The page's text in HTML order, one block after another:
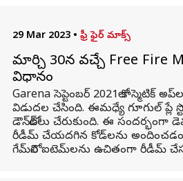
29 Mar 2023 • ఫ్రీ ఫైర్ మాక్స్
మార్చి 30న వచ్చే Free Fire
విధానం
Garena సెప్టెంబర్ 2021లో కాస్మెటిక్
విడుదల చేసింది. ఈమధ్యే గూగుల్ ప్లే
డౌన్‌లోడ్‌లు చేరుకుంది. ఈ సందర్భంగా
రీడీమ్ చేయదగిన కోడ్‌లను అందించడం
గేమ్‌లోని ఐటెమ్‌లను ఉచితంగా రీడీమ్